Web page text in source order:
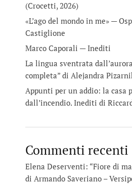
(Crocetti, 2026)
«L’ago del mondo in me» —
Castiglione
Marco Caporali — Inediti
La lingua sventrata
completa” di Alejandra
Appunti per un addio: la casa
dall’incendio. Inediti di
Commenti recenti
Elena Deserventi: “Fiore di
di Armando Saveriano –